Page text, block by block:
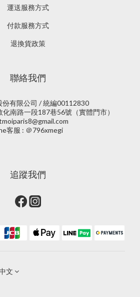
運送服務方式
付款服務方式
退換貨政策
聯絡我們
份有限公司 / 統編00112830
南路一段187巷56號（實體門市）
客服 : ＠796xmegi
追蹤我們
文